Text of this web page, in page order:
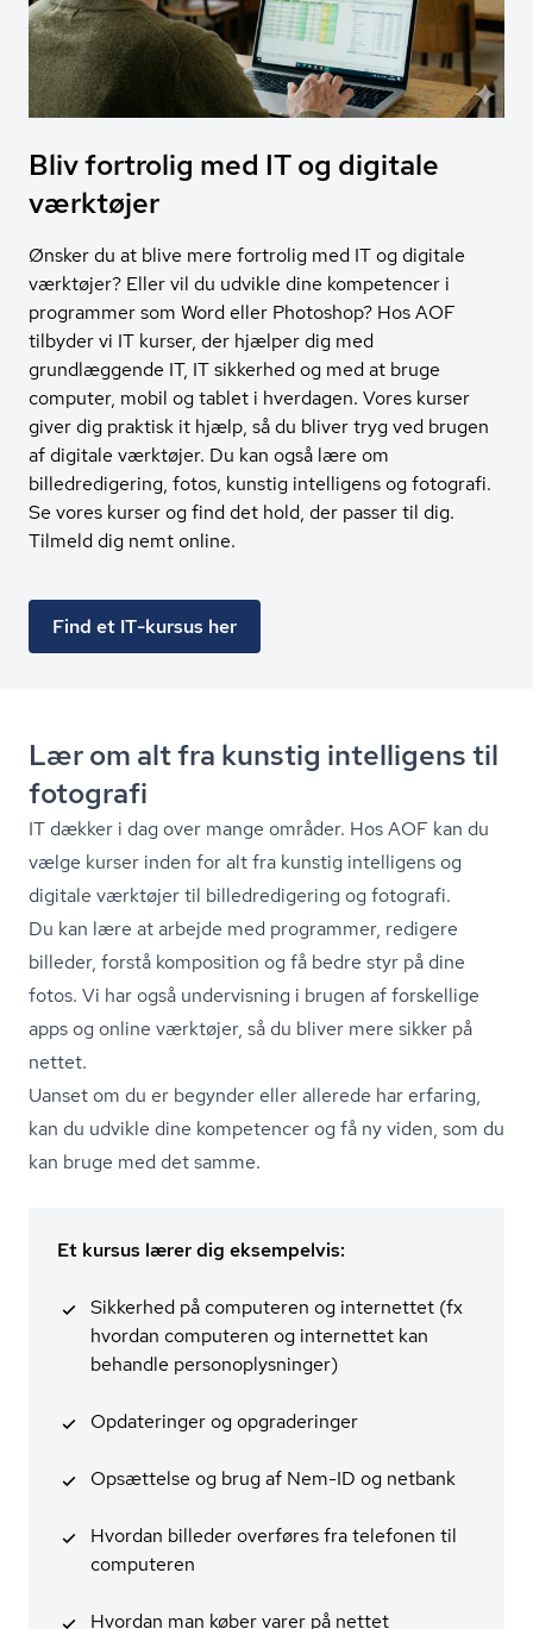
Bliv fortrolig med IT og digitale
værktøjer
Ønsker du at blive mere fortrolig med IT og digitale
værktøjer? Eller vil du udvikle dine kompetencer i
programmer som Word eller Photoshop? Hos AOF
tilbyder vi IT kurser, der hjælper dig med
grundlæggende IT, IT sikkerhed og med at bruge
computer, mobil og tablet i hverdagen. Vores kurser
giver dig praktisk it hjælp, så du bliver tryg ved brugen
af digitale værktøjer. Du kan også lære om
billedredigering, fotos, kunstig intelligens og fotografi.
Se vores kurser og find det hold, der passer til dig.
Tilmeld dig nemt online.
Find et IT-kursus her
Lær om alt fra kunstig intelligens til
fotografi
IT dækker i dag over mange områder. Hos AOF kan du
vælge kurser inden for alt fra kunstig intelligens og
digitale værktøjer til bil­led­re­di­ge­ring og fotografi.
Du kan lære at arbejde med programmer, redigere
billeder, forstå komposition og få bedre styr på dine
fotos. Vi har også undervisning i brugen af forskellige
apps og online værktøjer, så du bliver mere sikker på
nettet.
Uanset om du er begynder eller allerede har erfaring,
kan du udvikle dine kompetencer og få ny viden, som du
kan bruge med det samme.
Et kursus lærer dig eksempelvis:
Sikkerhed på computeren og internettet (fx
hvordan computeren og internettet kan
behandle per­so­nop­lys­nin­ger)
Opdateringer og opgraderinger
Opsættelse og brug af Nem-ID og netbank
Hvordan billeder overføres fra telefonen til
computeren
Hvordan man køber varer på nettet